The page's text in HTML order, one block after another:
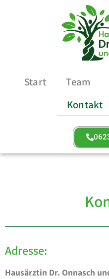
Start Team
Kontakt
Adresse:
Hausärztin Dr. Onnasch